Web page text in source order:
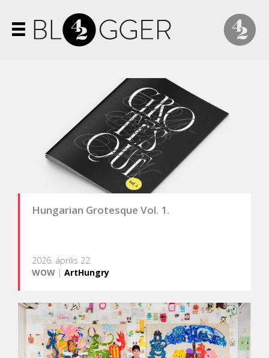
Hungarian Grotesque Vol. 1.
2026. április 22.
WOW | ArtHungry